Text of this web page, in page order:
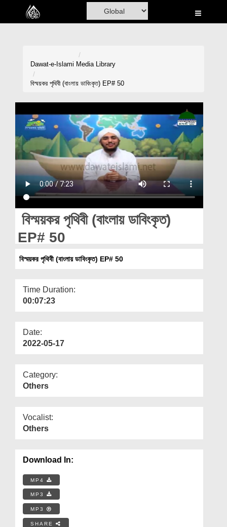
Home
Volunteer Portal
Rohani Ilaj
Donation
Magazine
Dawat-e-Islami Media Library
বিস্ময়কর পৃথিবী (বাংলায় ডাবিংকৃত) EP# 50
বিস্ময়কর পৃথিবী (বাংলায় ডাবিংকৃত)
EP# 50
বিস্ময়কর পৃথিবী (বাংলায় ডাবিংকৃত) EP# 50
Time Duration:
00:07:23
Date:
2022-05-17
Category:
Others
Vocalist:
Others
Download In:
MP4
MP3
MP3
SHARE